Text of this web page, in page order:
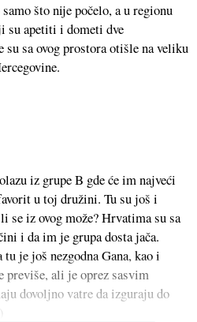
što nije počelo, a u regionu
su apetiti i dometi dve
su sa ovog prostora otišle na veliku
iz grupe B gde će im najveći
u toj družini. Tu su još i
se iz ovog može? Hrvatima su sa
i da im je grupa dosta jača.
je još nezgodna Gana, kao i
previše, ali je oprez sasvim
dovoljno vatre da izguraju do